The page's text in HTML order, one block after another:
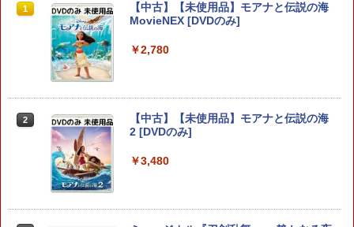
1
【SALE・大幅値下げ・新品・未開封
品】ホグワーツ・レガシー Switch 2
及び製品保証の対象外となります。
ELDEN RING Tarnished Edition 【Swit
1
【KONAMI】コナミ『SILENT HILL f
サイレントヒルf』ELJM-30731 PS5 ゲ
2
【中古】PS5ドラゴンクエストX 目覚
めし五つの種族 オフライン デラック
1
【中古】本気(マジ)で学ぶLECで合格(う
か)る DS宅地建物取引主任者
￥350
2
【中古】DEADRISING 2 OFF THE REC
ORD(デッドライジング2 オフ・ザ・レコ
ード)【CEROレーティング「Z」】 - PS
1
【中古】【未使用品】モアナと伝説の海
MovieNEX [DVDのみ]
￥2,780
2
【中古】【未使用品】モアナと伝説の海
2 [DVDのみ]
￥3,480